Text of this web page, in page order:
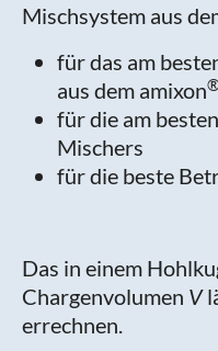
Mischsystem aus
für das am
aus dem amixon
für die am
Mischers
für die beste
Das in einem
Chargenvolumen V
errechnen.